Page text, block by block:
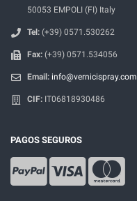
50053 EMPOLI (FI) Italy
Tel: (+39) 0571.530262
Fax: (+39) 0571.534056
Email: info@vernicispray.com
CIF: IT06818930486
PAGOS SEGUROS